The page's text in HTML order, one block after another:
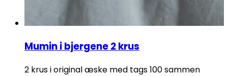
Mumin i bjergene 2 krus
2 krus i original æske med tags 100 sammen